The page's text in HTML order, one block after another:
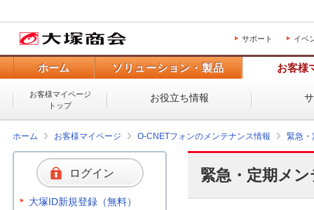
サポート イベ
ホーム ソリューション・製品 お客様
お客様マイページ
トップ
お役立ち情報
ホーム お客様マイページ O-CNETフォンのメンテナンス情報 緊急・
緊急・定期メ
ログイン
大塚ID新規登録（無料）